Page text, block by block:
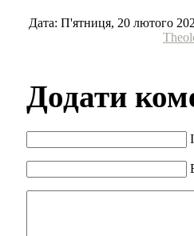
Дата: П'ятниця, 20 лютого
Додати